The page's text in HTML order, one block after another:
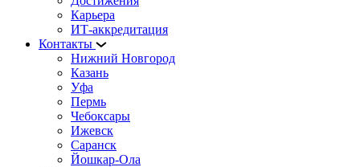
Карьера
ИТ-аккредитация
Контакты
Нижний Новгород
Казань
Уфа
Пермь
Чебоксары
Ижевск
Саранск
Йошкар-Ола